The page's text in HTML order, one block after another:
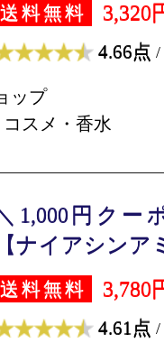
送料無料 3,320
4.66点 /
ップ
スメ・香水
1,000円クー
【ナイアシンア
送料無料 3,780
4.61点 /